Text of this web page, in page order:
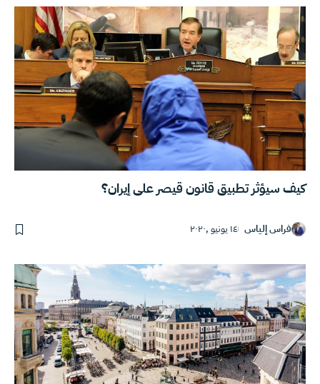
كيف سيؤثر تطبيق قانون قيصر على إيران؟
فراس إلياس ١٤ يونيو ,٢٠٢٠